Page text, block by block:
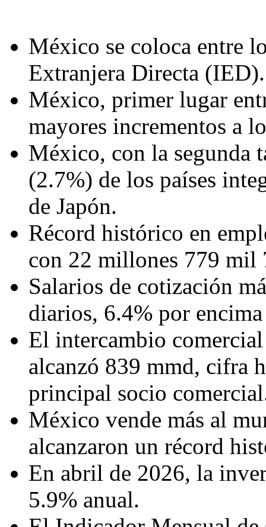
México se coloca entre
Extranjera Directa (IED).
México, primer lugar
mayores incrementos a
México, con la segunda
(2.7%) de los países
de Japón.
Récord histórico en
con 22 millones 779 mil
Salarios de cotización
diarios, 6.4% por
El intercambio
alcanzó 839 mmd, cifra
principal socio
México vende más al
alcanzaron un récord
En abril de 2026, la
5.9% anual.